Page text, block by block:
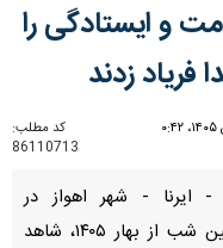
و ایستادگی را
فریاد زدند
کد مطلب:
86110713
- ایرنا - شهر اهواز در
پنجمین شب از بهار ۱۴۰۵، شاهد